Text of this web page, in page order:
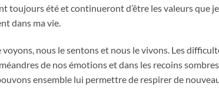
toujours été et continueront d’être les valeurs que
dans ma vie.
nous le sentons et nous le vivons. Les
de nos émotions et dans les recoins
ensemble lui permettre de respirer de